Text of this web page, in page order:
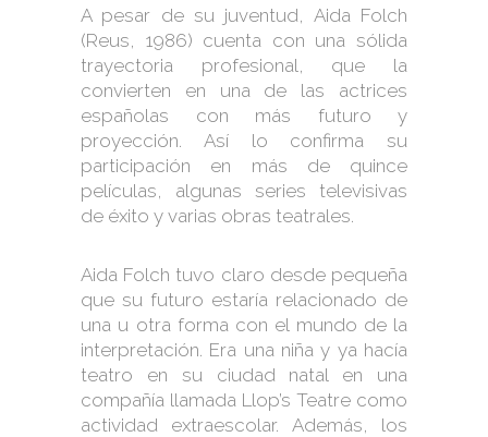
A pesar de su juventud, Aida Folch
(Reus, 1986) cuenta con una sólida
trayectoria profesional, que la
convierten en una de las actrices
españolas con más futuro y
proyección. Así lo confirma su
participación en más de quince
películas, algunas series televisivas
de éxito y varias obras teatrales.
Aida Folch tuvo claro desde pequeña
que su futuro estaría relacionado de
una u otra forma con el mundo de la
interpretación. Era una niña y ya hacía
teatro en su ciudad natal en una
compañía llamada Llop’s Teatre como
actividad extraescolar. Además, los